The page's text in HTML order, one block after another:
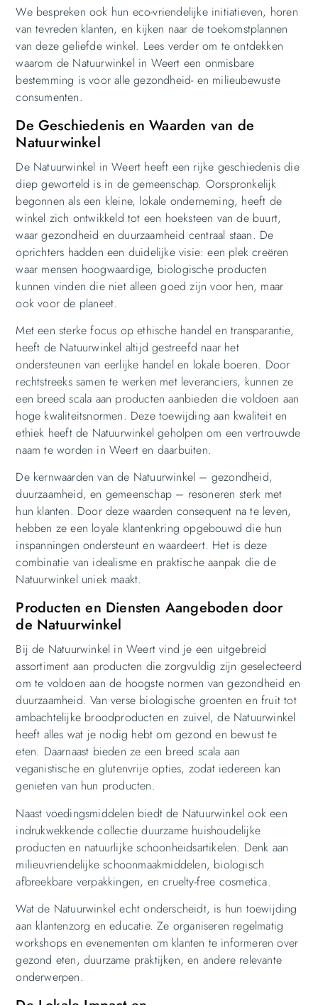
We bespreken ook hun eco-vriendelijke initiatieven, horen
van tevreden klanten, en kijken naar de toekomstplannen
van deze geliefde winkel. Lees verder om te ontdekken
waarom de Natuurwinkel in Weert een onmisbare
bestemming is voor alle gezondheid- en milieubewuste
consumenten.
De Geschiedenis en Waarden van de
Natuurwinkel
De Natuurwinkel in Weert heeft een rijke geschiedenis die
diep geworteld is in de gemeenschap. Oorspronkelijk
begonnen als een kleine, lokale onderneming, heeft de
winkel zich ontwikkeld tot een hoeksteen van de buurt,
waar gezondheid en duurzaamheid centraal staan. De
oprichters hadden een duidelijke visie: een plek creëren
waar mensen hoogwaardige, biologische producten
kunnen vinden die niet alleen goed zijn voor hen, maar
ook voor de planeet.
Met een sterke focus op ethische handel en transparantie,
heeft de Natuurwinkel altijd gestreefd naar het
ondersteunen van eerlijke handel en lokale boeren. Door
rechtstreeks samen te werken met leveranciers, kunnen ze
een breed scala aan producten aanbieden die voldoen aan
hoge kwaliteitsnormen. Deze toewijding aan kwaliteit en
ethiek heeft de Natuurwinkel geholpen om een vertrouwde
naam te worden in Weert en daarbuiten.
De kernwaarden van de Natuurwinkel – gezondheid,
duurzaamheid, en gemeenschap – resoneren sterk met
hun klanten. Door deze waarden consequent na te leven,
hebben ze een loyale klantenkring opgebouwd die hun
inspanningen ondersteunt en waardeert. Het is deze
combinatie van idealisme en praktische aanpak die de
Natuurwinkel uniek maakt.
Producten en Diensten Aangeboden door
de Natuurwinkel
Bij de Natuurwinkel in Weert vind je een uitgebreid
assortiment aan producten die zorgvuldig zijn geselecteerd
om te voldoen aan de hoogste normen van gezondheid en
duurzaamheid. Van verse biologische groenten en fruit tot
ambachtelijke broodproducten en zuivel, de Natuurwinkel
heeft alles wat je nodig hebt om gezond en bewust te
eten. Daarnaast bieden ze een breed scala aan
veganistische en glutenvrije opties, zodat iedereen kan
genieten van hun producten.
Naast voedingsmiddelen biedt de Natuurwinkel ook een
indrukwekkende collectie duurzame huishoudelijke
producten en natuurlijke schoonheidsartikelen. Denk aan
milieuvriendelijke schoonmaakmiddelen, biologisch
afbreekbare verpakkingen, en cruelty-free cosmetica.
Wat de Natuurwinkel echt onderscheidt, is hun toewijding
aan klantenzorg en educatie. Ze organiseren regelmatig
workshops en evenementen om klanten te informeren over
gezond eten, duurzame praktijken, en andere relevante
onderwerpen.